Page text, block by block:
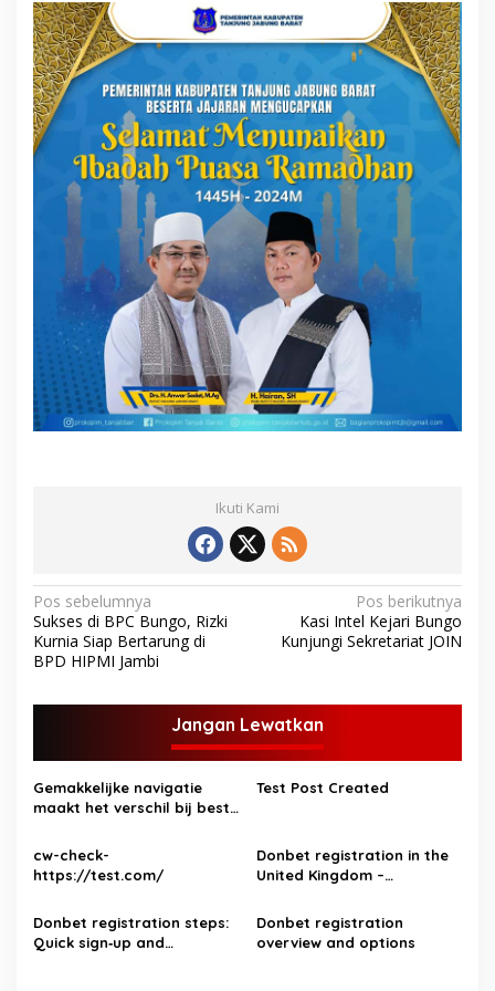
Ikuti Kami
N
a
v
i
a
s
i
p
o
s
Pos sebelumnya
Sukses di BPC Bungo, Rizki
Kurnia Siap Bertarung di
BPD HIPMI Jambi
Pos berikutnya
Kasi Intel Kejari Bungo
Kunjungi Sekretariat JOIN
Jangan Lewatkan
Gemakkelijke navigatie
maakt het verschil bij beste
Test Post Created
cw-check-
https://test.com/
Donbet registration in the
United Kingdom –
players
Donbet registration steps:
Quick sign‑up and
Donbet registration
overview and options